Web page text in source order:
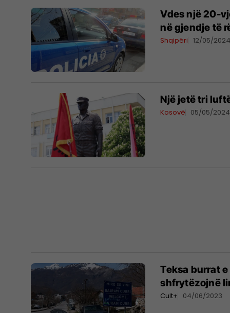
Vdes një 20-
në gjendje të
Shqipëri 12/05/2024
​Një jetë tri
Kosovë 05/05/2024
Teksa burrat
shfrytëzojnë
Cult+ 04/06/2023